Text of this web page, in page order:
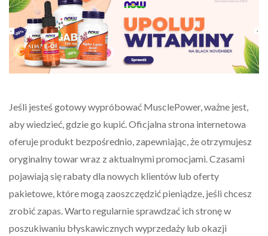
Jeśli jesteś gotowy wypróbować MusclePower, ważne jest,
aby wiedzieć, gdzie go kupić. Oficjalna strona internetowa
oferuje produkt bezpośrednio, zapewniając, że otrzymujesz
oryginalny towar wraz z aktualnymi promocjami. Czasami
pojawiają się rabaty dla nowych klientów lub oferty
pakietowe, które mogą zaoszczędzić pieniądze, jeśli chcesz
zrobić zapas. Warto regularnie sprawdzać ich stronę w
poszukiwaniu błyskawicznych wyprzedaży lub okazji